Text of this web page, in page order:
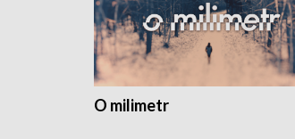
O milimetr